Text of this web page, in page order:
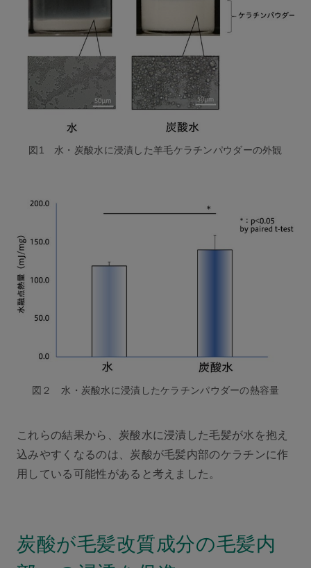
図1 水・炭酸水に浸漬した羊毛ケラチンパウダーの外観
図２ 水・炭酸水に浸漬したケラチンパウダーの熱容量
これらの結果から、炭酸水に浸漬した毛髪が水を抱え
込みやすくなるのは、炭酸が毛髪内部のケラチンに作
用している可能性があると考えました。
炭酸が毛髪改質成分の毛髪内